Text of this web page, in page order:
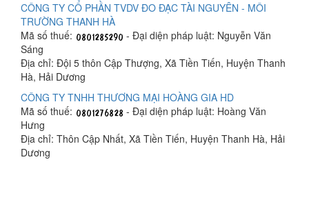
CÔNG TY CỔ PHẦN TVDV ĐO ĐẠC TÀI NGUYÊN - MÔI
TRƯỜNG THANH HÀ
Mã số thuế:
- Đại diện pháp luật: Nguyễn Văn
Sáng
Địa chỉ: Đội 5 thôn Cập Thượng, Xã Tiền Tiến, Huyện Thanh
Hà, Hải Dương
CÔNG TY TNHH THƯƠNG MẠI HOÀNG GIA HD
Mã số thuế:
- Đại diện pháp luật: Hoàng Văn
Hưng
Địa chỉ: Thôn Cập Nhất, Xã Tiền Tiến, Huyện Thanh Hà, Hải
Dương